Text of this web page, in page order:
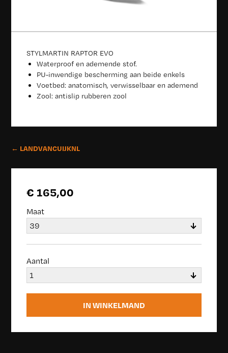
STYLMARTIN RAPTOR EVO
Waterproof en ademende stof.
PU-inwendige bescherming aan beide enkels
Voetbed: anatomisch, verwisselbaar en ademend
Zool: antislip rubberen zool
← LANDVANCUIJKNL
€ 165,00
Maat
Aantal